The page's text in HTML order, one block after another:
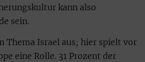
kann also
sein.
Thema Israel aus; hier spielt vor
eine Rolle. 31 Prozent der